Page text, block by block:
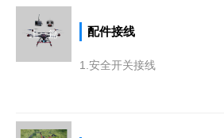
上一篇 配件接线
1.安全开关接线